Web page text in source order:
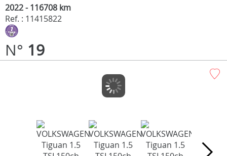
2022 - 116708 km
Ref. : 11415822
N° 19